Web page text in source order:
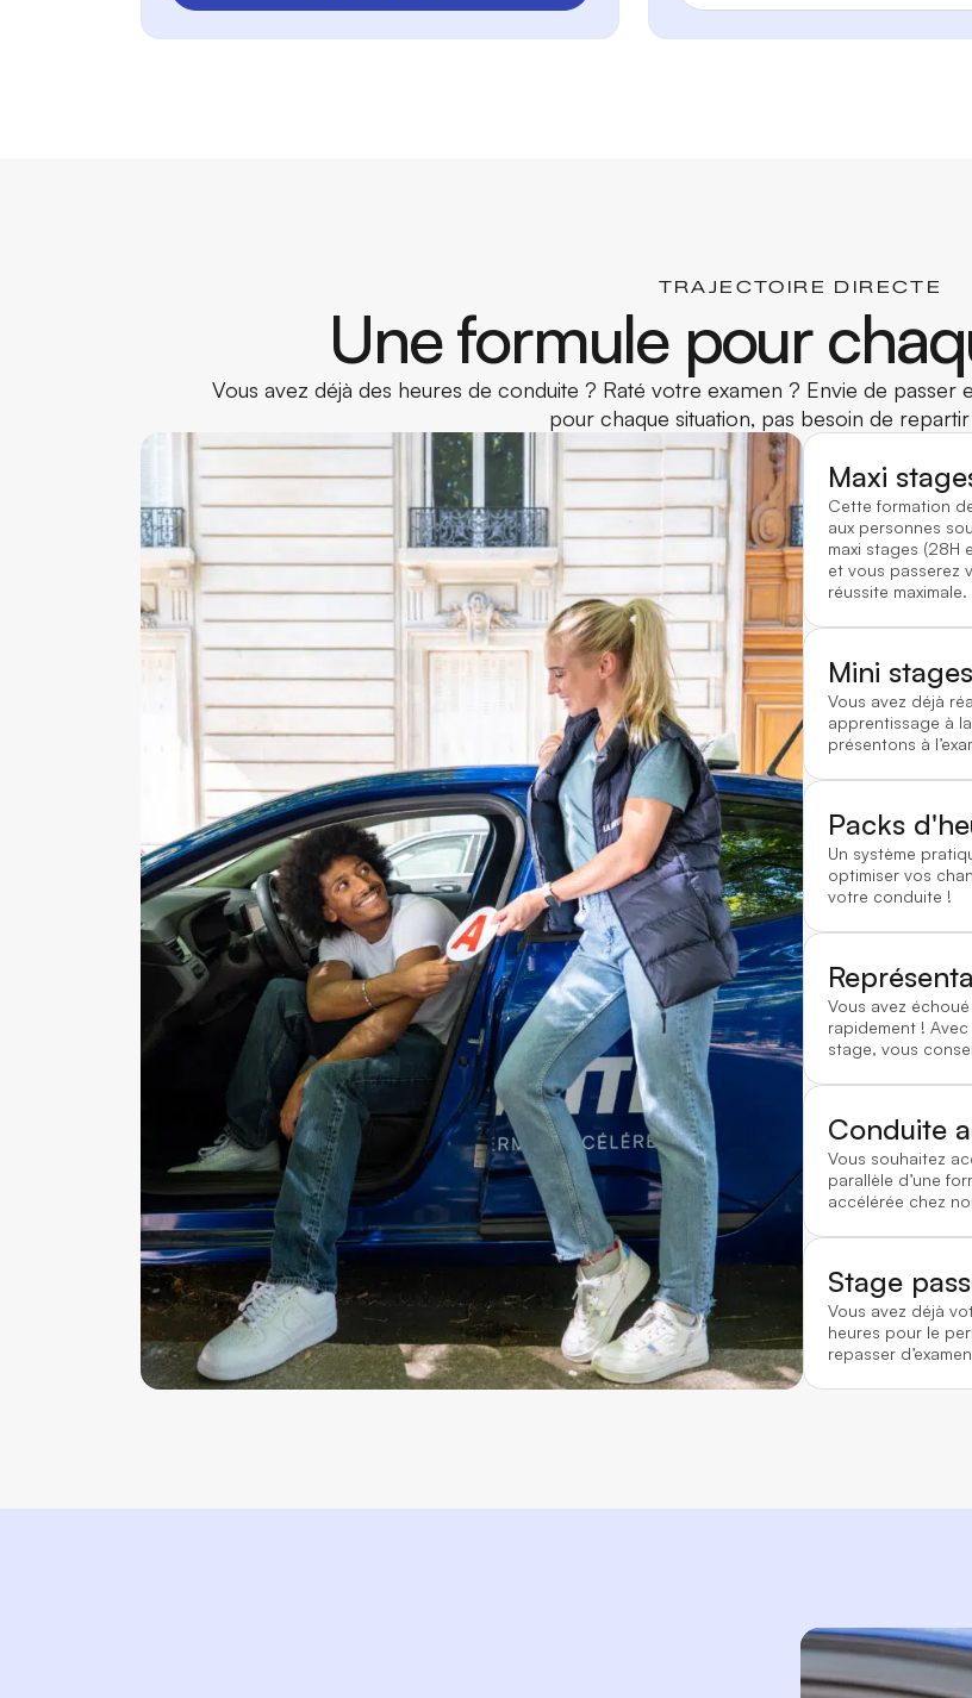
TRAJECTOIRE DIRECTE
Une formule pour
Vous avez déjà des heures de conduite ? Raté votre examen ? Envie de
pour chaque situation, pas besoin de
Maxi
Cette formation
aux personnes
maxi stages (28H
et vous passerez
réussite maximale.
Mini stages
Vous avez déjà
apprentissage à
présentons à
Packs
Un système
optimiser vos
votre conduite !
Vous avez
rapidement !
stage, vous
Conduite
Vous souhaitez
parallèle d’une
accélérée chez
Stage
Vous avez déjà
heures pour le
repasser